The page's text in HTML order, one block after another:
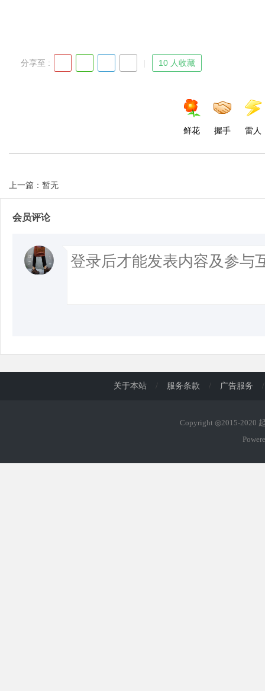
分享至 : 10 人收藏
鲜花 握手 雷人
上一篇：暂无
会员评论
关于本站 / 服务条款 / 广告服务 /
Copyright ◎2015-2020